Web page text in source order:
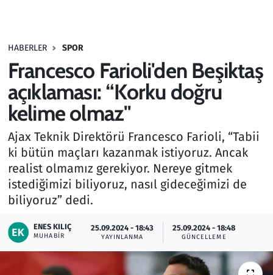
HABERLER SPOR
Francesco Farioli'den Beşiktaş
açıklaması: “Korku doğru
kelime olmaz"
Ajax Teknik Direktörü Francesco Farioli, “Tabii
ki bütün maçları kazanmak istiyoruz. Ancak
realist olmamız gerekiyor. Nereye gitmek
istediğimizi biliyoruz, nasıl gideceğimizi de
biliyoruz” dedi.
ENES KILIÇ
MUHABIR
25.09.2024 - 18:43
YAYINLANMA
25.09.2024 - 18:48
GÜNCELLEME
Haber
Kültür Sanat
Kurumsal Haberler
Lezzet Durağı
Memur ve Kamu
Otomobil
Oyun
Ramazan